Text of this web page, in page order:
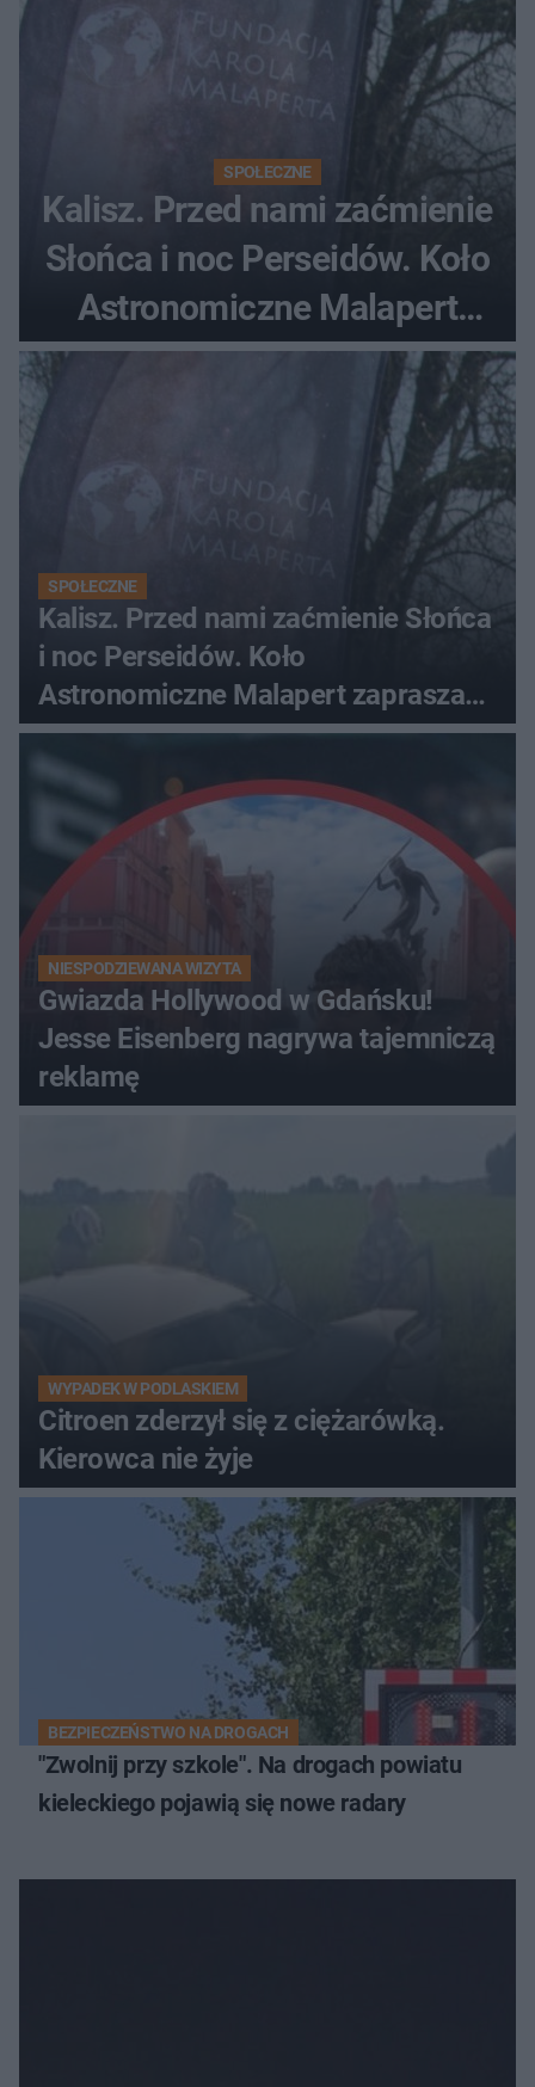
SPOŁECZNE
Kalisz. Przed nami zaćmienie
Słońca i noc Perseidów. Koło
Astronomiczne Malapert
zaprasza na wspólne
SPOŁECZNE
Kalisz. Przed nami zaćmienie Słońca
i noc Perseidów. Koło
Astronomiczne Malapert zaprasza
na wspólne obserwacje
NIESPODZIEWANA WIZYTA
Gwiazda Hollywood w Gdańsku!
Jesse Eisenberg nagrywa tajemniczą
reklamę
WYPADEK W PODLASKIEM
Citroen zderzył się z ciężarówką.
Kierowca nie żyje
BEZPIECZEŃSTWO NA DROGACH
"Zwolnij przy szkole". Na drogach powiatu
kieleckiego pojawią się nowe radary